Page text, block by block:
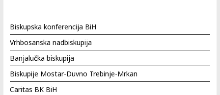
Biskupska konferencija BiH
Vrhbosanska nadbiskupija
Banjalučka biskupija
Biskupije Mostar-Duvno Trebinje-Mrkan
Caritas BK BiH